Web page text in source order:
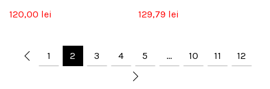
120,00 lei
129,79 lei
1 2 3 4 5 … 10 11 12